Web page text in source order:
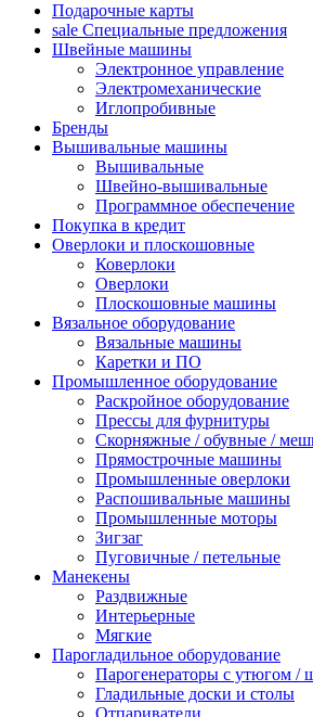
Подарочные карты
sale Специальные предложения
Швейные машины
Электронное управление
Электромеханические
Иглопробивные
Бренды
Вышивальные машины
Вышивальные
Швейно-вышивальные
Программное обеспечение
Покупка в кредит
Оверлоки и плоскошовные
Коверлоки
Оверлоки
Плоскошовные машины
Вязальное оборудование
Вязальные машины
Каретки и ПО
Промышленное оборудование
Раскройное оборудование
Прессы для фурнитуры
Скорняжные / обувные /
Прямострочные машины
Промышленные оверлоки
Распошивальные машины
Промышленные моторы
Зигзаг
Пуговичные / петельные
Манекены
Раздвижные
Интерьерные
Мягкие
Парогладильное оборудование
Парогенераторы с утюгом /
Гладильные доски и столы